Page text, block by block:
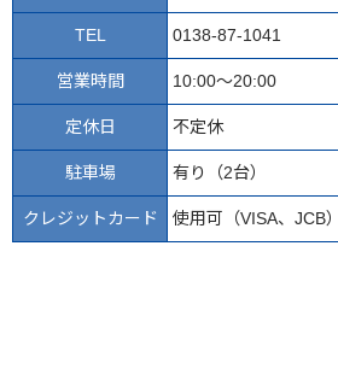
TEL 0138-87-1041
営業時間 10:00～20:00
定休日 不定休
駐車場 有り（2台）
クレジットカード 使用可（VISA、JCB）